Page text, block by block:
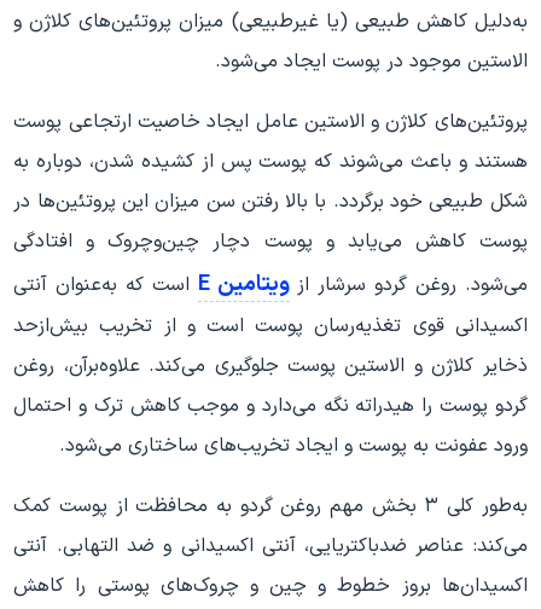
به‌دلیل کاهش طبیعی (یا غیرطبیعی) میزان پروتئین‌های کلاژن و
الاستین موجود در پوست ایجاد می‌شود.
پروتئین‌های کلاژن و الاستین عامل ایجاد خاصیت ارتجاعی پوست
هستند و باعث می‌شوند که پوست پس از کشیده شدن، دوباره به
شکل طبیعی خود برگردد. با بالا رفتن سن میزان این پروتئین‌ها در
پوست کاهش می‌یابد و پوست دچار چین‌وچروک و افتادگی
می‌شود. روغن گردو سرشار ازویتامین E
است که به‌عنوان آنتی
اکسیدانی قوی تغذیه‌رسان پوست است و از تخریب بیش‌ازحد
ذخایر کلاژن و الاستین پوست جلوگیری می‌کند. علاوه‌برآن، روغن
گردو پوست را هیدراته نگه می‌دارد و موجب کاهش ترک و احتمال
ورود عفونت به پوست و ایجاد تخریب‌های ساختاری می‌شود.
به‌طور کلی ۳ بخش مهم روغن گردو به محافظت از پوست کمک
می‌کند: عناصر ضدباکتریایی، آنتی اکسیدانی و ضد التهابی. آنتی
اکسیدان‌ها بروز خطوط و چین و چروک‌های پوستی را کاهش